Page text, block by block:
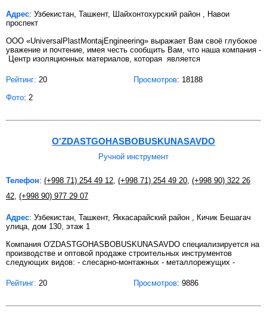
Адрес: Узбекистан, Ташкент, Шайхонтохурский район , Навои
проспект
ООО «UniversalPlastMontajEngineering» выражает Вам своё глубокое
уважение и почтение, имея честь сообщить Вам, что наша компания -
Центр изоляционных материалов, которая является
Рейтинг: 20 Просмотров: 18188
Фото: 2
O'ZDASTGOHASBOBUSKUNASAVDO
Ручной инструмент
Телефон: (+998 71) 254 49 12, (+998 71) 254 49 20, (+998 90) 322 26
42, (+998 90) 977 29 07
Адрес: Узбекистан, Ташкент, Яккасарайский район , Кичик Бешагач
улица, дом 130, этаж 1
Компания O'ZDASTGOHASBOBUSKUNASAVDO специализируется на
производстве и оптовой продаже строительных инструментов
следующих видов: - слесарно-монтажных - металлорежущих -
Рейтинг: 20 Просмотров: 9886